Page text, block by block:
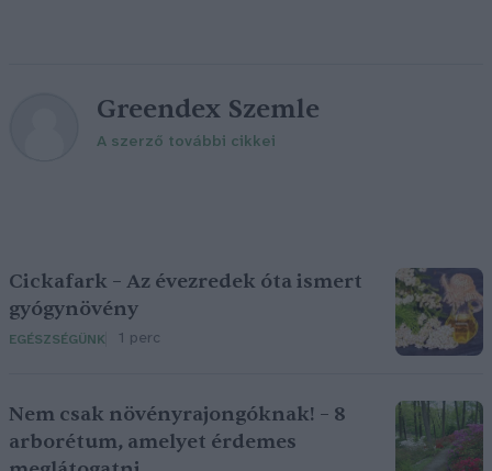
Greendex Szemle
A szerző további cikkei
Cickafark – Az évezredek óta ismert
gyógynövény
EGÉSZSÉGÜNK 1 perc
Nem csak növényrajongóknak! – 8
arborétum, amelyet érdemes